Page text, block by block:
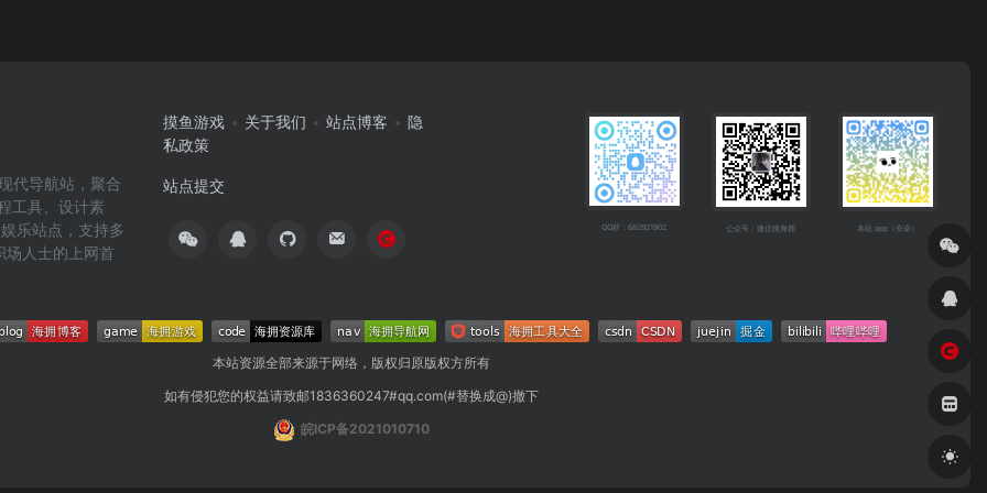
代导航站，聚合
工具、设计素
乐站点，支持多
场人士的上网首
摸鱼游戏 关于我们 站点博客
隐
私政策
站点提交
QQ群：682921902 公众号：微信搜海拥 本站 app（安卓）
本站资源全部来源于网络，版权归原版权方所有
如有侵犯您的权益请致邮1836360247#qq.com(#替换成@)撤下
皖ICP备2021010710